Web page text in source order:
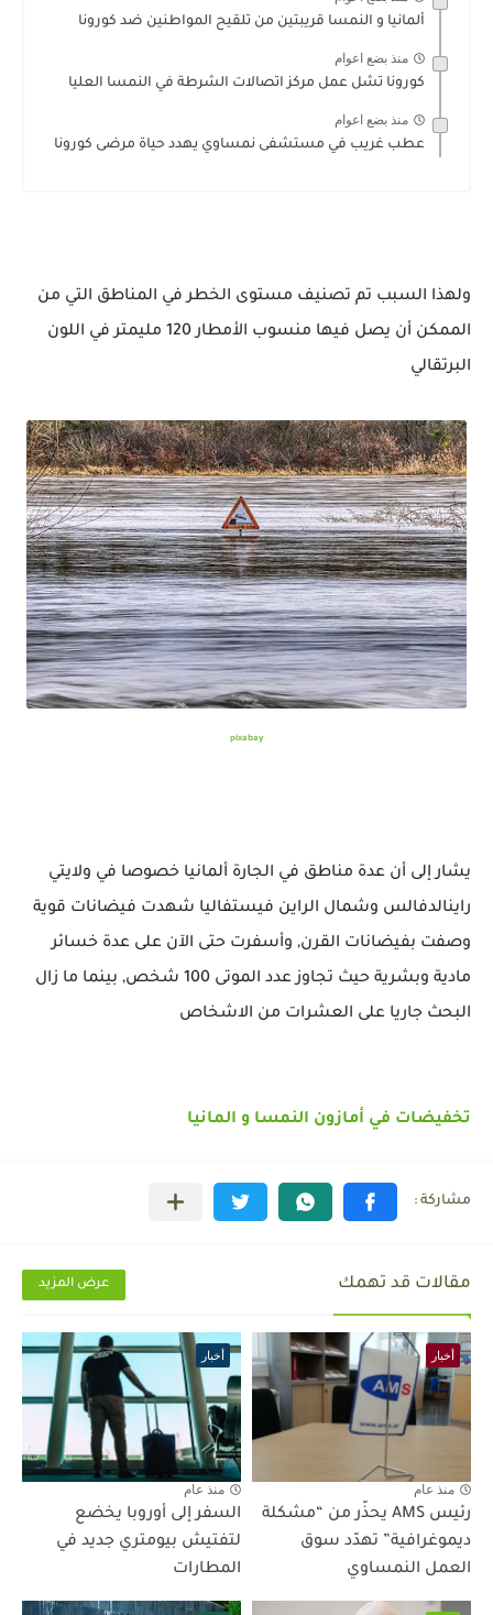
ألمانيا و النمسا قريبتين من تلقيح المواطنين ضد كورونا
منذ بضع اعوام
كورونا تشل عمل مركز اتصالات الشرطة في النمسا العليا
منذ بضع اعوام
عطب غريب في مستشفى نمساوي يهدد حياة مرضى كورونا
ولهذا السبب تم تصنيف مستوى الخطر في المناطق التي من
الممكن أن يصل فيها منسوب الأمطار 120 مليمتر في اللون
البرتقالي
pixabay
يشار إلى أن عدة مناطق في الجارة ألمانيا خصوصا في ولايتي
راينالدفالس وشمال الراين فيستفاليا شهدت فيضانات قوية
وصفت بفيضانات القرن, وأسفرت حتى الآن على عدة خسائر
مادية وبشرية حيث تجاوز عدد الموتى 100 شخص, بينما ما زال
البحث جاريا على العشرات من الاشخاص
تخفيضات في أمازون النمسا و المانيا
مقالات قد تهمك عرض المزيد
أخبار
منذ عام
رئيس AMS يحذّر من “مشكلة
ديموغرافية” تهدّد سوق
العمل النمساوي
أخبار
منذ عام
السفر إلى أوروبا يخضع
لتفتيش بيومتري جديد في
المطارات